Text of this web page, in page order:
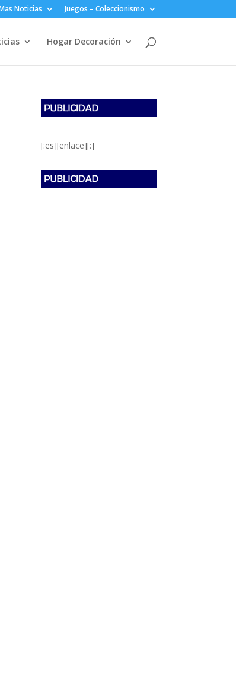
Noticias Juegos – Coleccionismo
Hogar Decoración
[:es][enlace][:]